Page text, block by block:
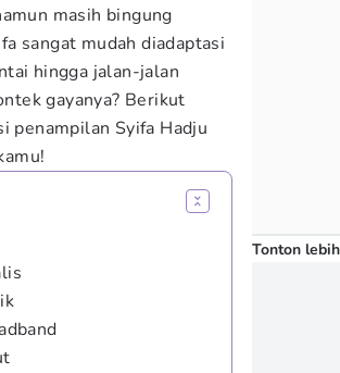
masih bingung
sangat mudah diadaptasi
hingga jalan-jalan
gayanya? Berikut
penampilan Syifa Hadju
Tonton